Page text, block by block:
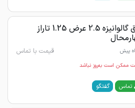
ورق گالوانیزه 2.5 عرض 1.25 تاراز
قیمت با تماس
ممکن است به‌روز نباشد
تماس گفتگو